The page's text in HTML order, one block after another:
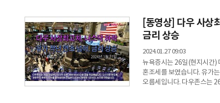
5조2600억원 규모입니다.
집계됐습니다. 증권가에서는
[동영상] 다우 사
금리 상승
2024.01.27 09:03
뉴욕증시는 26일(현지시간)
혼조세를 보였습니다. 유가
오름세입니다. 다우존스는